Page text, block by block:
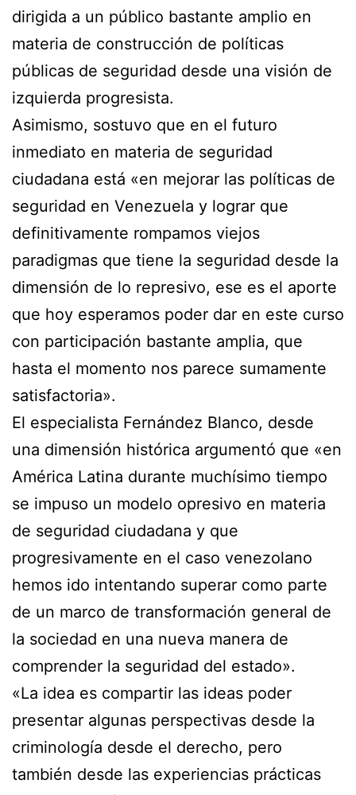
dirigida a un público bastante amplio en
materia de construcción de políticas
públicas de seguridad desde una visión de
izquierda progresista.
Asimismo, sostuvo que en el futuro
inmediato en materia de seguridad
ciudadana está «en mejorar las políticas de
seguridad en Venezuela y lograr que
definitivamente rompamos viejos
paradigmas que tiene la seguridad desde la
dimensión de lo represivo, ese es el aporte
que hoy esperamos poder dar en este curso
con participación bastante amplia, que
hasta el momento nos parece sumamente
satisfactoria».
El especialista Fernández Blanco, desde
una dimensión histórica argumentó que «en
América Latina durante muchísimo tiempo
se impuso un modelo opresivo en materia
de seguridad ciudadana y que
progresivamente en el caso venezolano
hemos ido intentando superar como parte
de un marco de transformación general de
la sociedad en una nueva manera de
comprender la seguridad del estado».
«La idea es compartir las ideas poder
presentar algunas perspectivas desde la
criminología desde el derecho, pero
también desde las experiencias prácticas